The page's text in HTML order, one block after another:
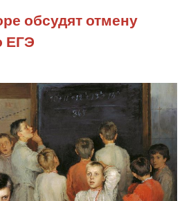
обсудят отмену
ЕГЭ